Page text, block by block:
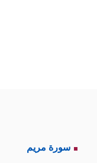
سورة مريم